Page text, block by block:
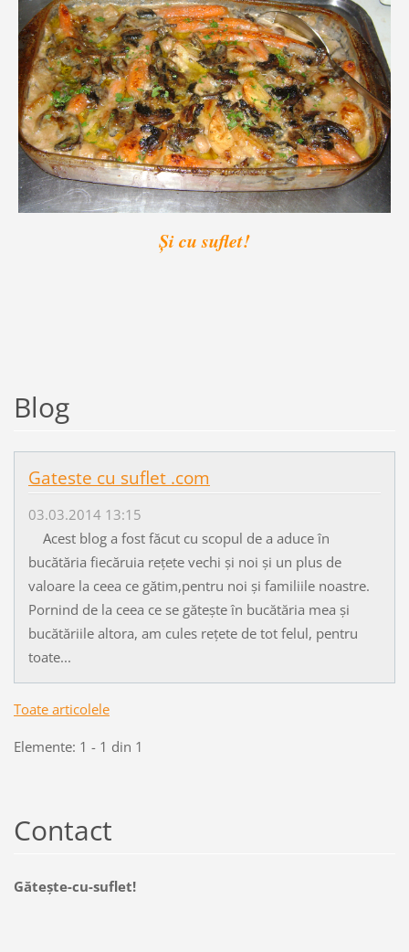
Și cu suflet!
Blog
Gateste cu suflet .com
03.03.2014 13:15
Acest blog a fost făcut cu scopul de a aduce în
bucătăria fiecăruia rețete vechi și noi și un plus de
valoare la ceea ce gătim,pentru noi și familiile noastre.
Pornind de la ceea ce se gătește în bucătăria mea și
bucătăriile altora, am cules rețete de tot felul, pentru
toate...
Toate articolele
Elemente: 1 - 1 din 1
Contact
Găteşte-cu-suflet!